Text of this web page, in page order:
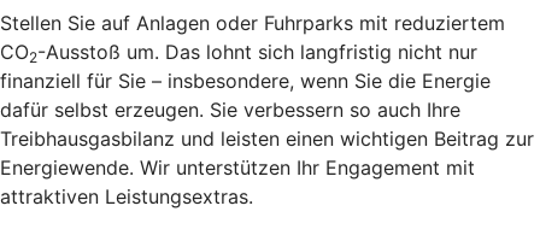
Stellen Sie auf Anlagen oder Fuhrparks mit reduziertem
CO2-Ausstoß um. Das lohnt sich langfristig nicht nur
finanziell für Sie – insbesondere, wenn Sie die Energie
dafür selbst erzeugen. Sie verbessern so auch Ihre
Treibhausgasbilanz und leisten einen wichtigen Beitrag zur
Energiewende. Wir unterstützen Ihr Engagement mit
attraktiven Leistungsextras.